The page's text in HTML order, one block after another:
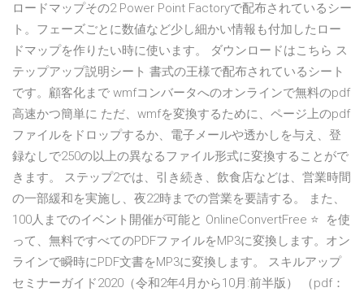
ロードマップその2 Power Point Factoryで配布されているシー
ト。フェーズごとに数値など少し細かい情報も付加したロー
ドマップを作りたい時に使います。 ダウンロードはこちら ス
テップアップ説明シート 書式の王様で配布されているシート
です。顧客化まで wmfコンバータへのオンラインで無料のpdf
高速かつ簡単に ただ、wmfを変換するために、ページ上のpdf
ファイルをドロップするか、電子メールや透かしを与え、登
録なしで250の以上の異なるファイル形式に変換することがで
きます。 ステップ2では、引き続き、飲食店などは、営業時間
の一部緩和を実施し、夜22時までの営業を要請する。 また、
100人までのイベント開催が可能と OnlineConvertFree ⭐ ️ を使
って、無料ですべてのPDFファイルをMP3に変換します。オン
ラインで瞬時にPDF文書をMP3に変換します。 スキルアップ
セミナーガイド2020（令和2年4月から10月:前半版） （pdf：